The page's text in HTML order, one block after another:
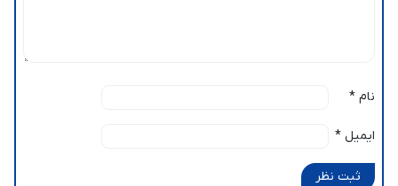
نام *
ایمیل *
ثبت نظر